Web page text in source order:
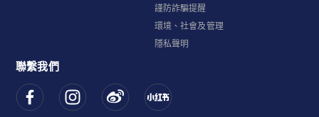
謹防詐騙提醒
環境、社會及管理
隱私聲明
聯繫我們